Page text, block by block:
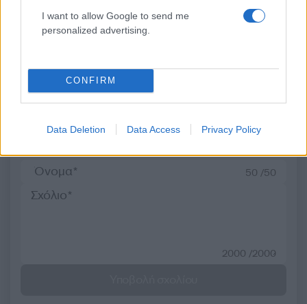
I want to allow Google to send me
personalized advertising.
CONFIRM
Data Deletion Data Access Privacy Policy
Σχολίασε εδώ
50 /50
2000 /2000